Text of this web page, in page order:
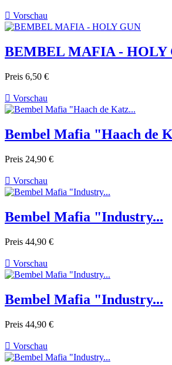
 Vorschau
BEMBEL MAFIA - HOLY
Preis 6,50 €
 Vorschau
Bembel Mafia "Haach de
Preis 24,90 €
 Vorschau
Bembel Mafia "Industry...
Preis 44,90 €
 Vorschau
Bembel Mafia "Industry...
Preis 44,90 €
 Vorschau